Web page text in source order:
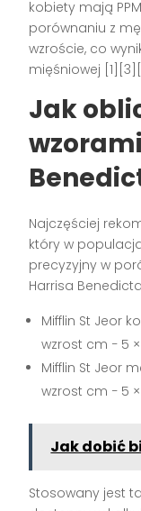
kobiety mają
porównaniu z
wzroście, co
mięśniowej
Jak
Najczęściej
który w
precyzyjny w
Harrisa
Mifflin St Jeor
wzrost cm − 5
Mifflin St Jeor
wzrost cm − 5
Jak dobić
Stosowany jest